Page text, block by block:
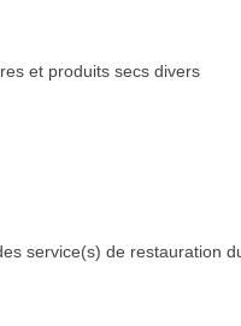
et produits secs divers
service(s) de restauration